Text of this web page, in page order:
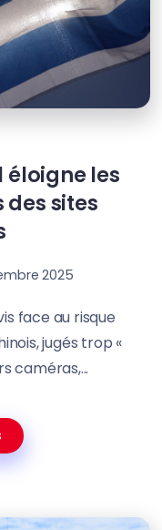
éloigne les
sites
2025
face au risque
jugés trop «
caméras,...